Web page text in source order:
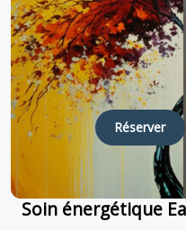
Réserver
Soin énergétique